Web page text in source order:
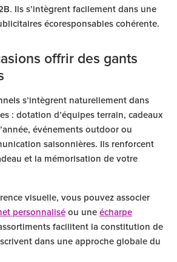
Ils s’intègrent facilement dans une
écoresponsables cohérente.
offrir des gants
s’intègrent naturellement dans
: dotation d’équipes terrain, cadeaux
événements outdoor ou
saisonnières. Ils renforcent
et la mémorisation de votre
visuelle, vous pouvez associer
personnalisé ou une écharpe
facilitent la constitution de
dans une approche globale du